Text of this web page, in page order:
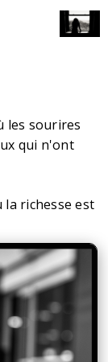
les sourires
qui n'ont
la richesse est